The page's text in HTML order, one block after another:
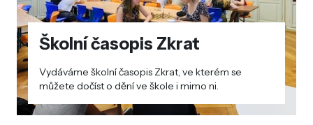
Školní časopis Zkrat
Vydáváme školní časopis Zkrat, ve kterém se
můžete dočíst o dění ve škole i mimo ni.